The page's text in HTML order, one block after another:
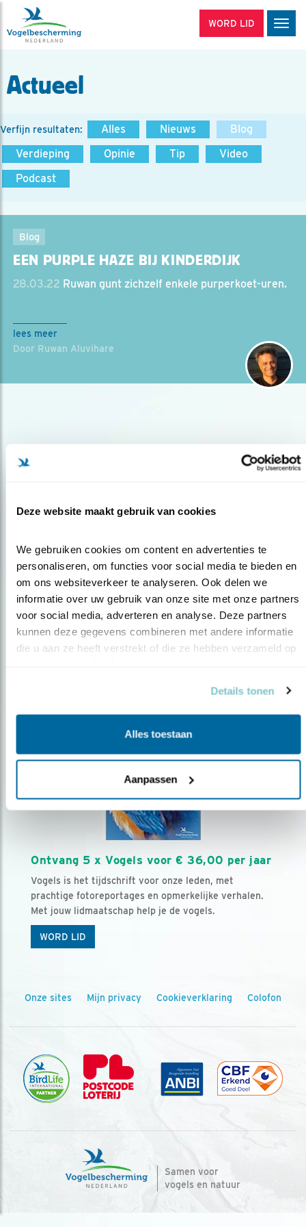
Deze website maakt gebruik van cookies
We gebruiken cookies om content en advertenties te
personaliseren, om functies voor social media te bieden en
om ons websiteverkeer te analyseren. Ook delen we
informatie over uw gebruik van onze site met onze partners
voor social media, adverteren en analyse. Deze partners
kunnen deze gegevens combineren met andere informatie
die u aan ze heeft verstrekt of die ze hebben verzameld op
Details tonen
Alles toestaan
Aanpassen
WORD LID
Actueel
Verfijn resultaten: Alles Nieuws
Blog
Verdieping
Opinie Tip
Video
Podcast
Blog
EEN PURPLE HAZE BIJ KINDERDIJK
28.03.22 Ruwan gunt zichzelf enkele purperkoet-uren.
lees meer
Door Ruwan Aluvihare
Op de hoogte blijven?
over vogels en activiteiten van Vogelbescherming.
AANMELDEN VOGELNIEUWS
Volg ons via social media
Ontvang 5 x Vogels voor € 36,00 per jaar
Vogels is het tijdschrift voor onze leden, met
prachtige fotoreportages en opmerkelijke verhalen.
Met jouw lidmaatschap help je de vogels.
WORD LID
Onze sites Mijn privacy Cookieverklaring Colofon
Samen voor
vogels en natuur